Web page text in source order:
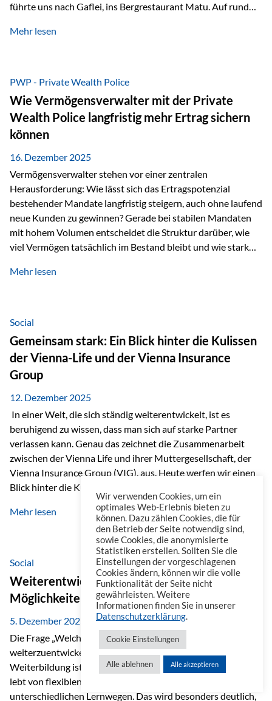
führte uns nach Gaflei, ins Bergrestaurant Matu. Auf rund
beeindruckendes Panorama, sondern auch etwas, das im
verschneiter Landschaft, bei feinem Essen, guter Musik und
einer entspannten…
Mehr lesen
PWP - Private Wealth Police
Wie Vermögensverwalter mit der Private
Wealth Police langfristig mehr Ertrag sichern
können
16. Dezember 2025
Vermögensverwalter stehen vor einer zentralen
Herausforderung: Wie lässt sich das Ertragspotenzial
bestehender Mandate langfristig steigern, auch ohne laufend
neue Kunden zu gewinnen? Gerade bei stabilen Mandaten
mit hohem Volumen entscheidet die Struktur darüber, wie
viel Vermögen tatsächlich im Bestand bleibt und wie stark
Beispiel verdeutlicht diese Wirkung besonders deutlich.
hinzukommen, spielt nicht nur die Rendite eine Rolle. Auch
steuerliche Effekte haben einen erheblichen Einfluss auf…
Mehr lesen
Social
Gemeinsam stark: Ein Blick hinter die Kulissen
der Vienna-Life und der Vienna Insurance
Group
12. Dezember 2025
In einer Welt, die sich ständig weiterentwickelt, ist es
beruhigend zu wissen, dass man sich auf starke Partner
verlassen kann. Genau das zeichnet die Zusammenarbeit
zwischen der Vienna Life und ihrer Muttergesellschaft, der
Vienna Insurance Group (VIG), aus. Heute werfen wir einen
Blick hinter die Kulissen auf eine Unternehmensgruppe mit
beeindruckender Geschichte, gewachsenem Know-how und
einem stabilen Fundament. Ein starkes Netzwerk in ganz
Europa Die Vienna Insurance Group ist die führende
Versicherungsgruppe in Zentral- und Osteuropa. Mit über
50 Versicherungsgesellschaften in insgesamt 30 Ländern
verbindet sie regionale Stärke mit internationaler
Kompetenz.
Mehr lesen
Social
Weiterentwicklung im Berufsalltag: Welche
Möglichkeiten es gibt
5. Dezember 2025
Die Frage „Welche Möglichkeiten gibt es, sich
weiterzuentwickeln?“ lässt sich heute vielseitig beantworten.
Weiterbildung ist längst kein starrer Prozess mehr, sondern
lebt von flexiblen Formaten, individuellen Bedürfnissen und
unterschiedlichen Lernwegen. Das wird besonders deutlich,
Wir verwenden Cookies, um ein
optimales Web-Erlebnis bieten zu
können. Dazu zählen Cookies, die für
den Betrieb der Seite notwendig sind,
sowie Cookies, die anonymisierte
Statistiken erstellen. Sollten Sie die
Einstellungen der vorgeschlagenen
Cookies ändern, können wir die volle
Funktionalität der Seite nicht
gewährleisten. Weitere
Informationen finden Sie in unserer
Datenschutzerklärung.
Cookie Einstellungen
Alle ablehnen Alle akzeptieren